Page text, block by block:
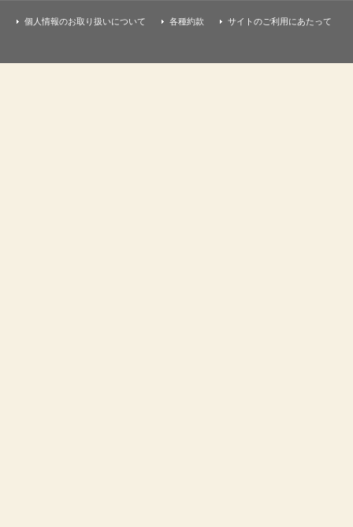
個人情報のお取り扱いについて 各種約款 サイトのご利用にあたって